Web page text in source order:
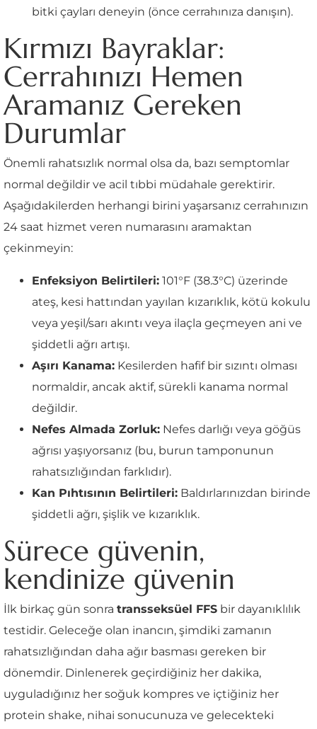
bitki çayları deneyin (önce cerrahınıza danışın).
Kırmızı Bayraklar:
Cerrahınızı Hemen
Aramanız Gereken
Durumlar
Önemli rahatsızlık normal olsa da, bazı semptomlar
normal değildir ve acil tıbbi müdahale gerektirir.
Aşağıdakilerden herhangi birini yaşarsanız cerrahınızın
24 saat hizmet veren numarasını aramaktan
çekinmeyin:
Enfeksiyon Belirtileri: 101°F (38.3°C) üzerinde
ateş, kesi hattından yayılan kızarıklık, kötü kokulu
veya yeşil/sarı akıntı veya ilaçla geçmeyen ani ve
şiddetli ağrı artışı.
Aşırı Kanama: Kesilerden hafif bir sızıntı olması
normaldir, ancak aktif, sürekli kanama normal
değildir.
Nefes Almada Zorluk: Nefes darlığı veya göğüs
ağrısı yaşıyorsanız (bu, burun tamponunun
rahatsızlığından farklıdır).
Kan Pıhtısının Belirtileri: Baldırlarınızdan birinde
şiddetli ağrı, şişlik ve kızarıklık.
Sürece güvenin,
kendinize güvenin
İlk birkaç gün sonra transseksüel FFS bir dayanıklılık
testidir. Geleceğe olan inancın, şimdiki zamanın
rahatsızlığından daha ağır basması gereken bir
dönemdir. Dinlenerek geçirdiğiniz her dakika,
uyguladığınız her soğuk kompres ve içtiğiniz her
protein shake, nihai sonucunuza ve gelecekteki